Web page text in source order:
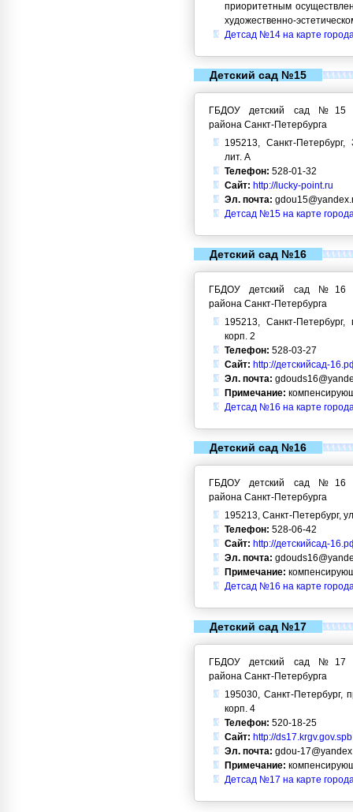
приоритетным
художественно-
Детсад №14 на карте
Детский сад №15
ГБДОУ детский сад №15
района Санкт-Петербурга
195213, Санкт-
лит. А
Телефон: 528-01-32
Сайт: http://lucky-point.ru
Эл. почта:
Детсад №15 на карте
Детский сад №16
ГБДОУ детский сад №16
района Санкт-Петербурга
195213, Санкт-
корп. 2
Телефон: 528-03-27
Сайт: http://детскийсад-
Эл. почта:
Примечание:
Детсад №16 на карте
Детский сад №16
ГБДОУ детский сад №16
района Санкт-Петербурга
195213, Санкт-Петербург,
Телефон: 528-06-42
Сайт: http://детскийсад-
Эл. почта:
Примечание:
Детсад №16 на карте
Детский сад №17
ГБДОУ детский сад №17
района Санкт-Петербурга
195030, Санкт-Петербург,
корп. 4
Телефон: 520-18-25
Сайт: http://
Эл. почта: gdou-
Примечание:
Детсад №17 на карте